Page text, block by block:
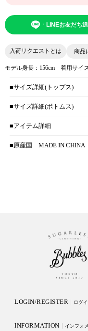
LINEお友だち
入荷リクエストとは 商品
モデル身長：156cm 着用サイ
■サイズ詳細(トップス)
■サイズ詳細(ボトムス)
■アイテム詳細
■原産国 MADE IN CHINA
LOGIN/REGISTER ログ
INFORMATION インフォ